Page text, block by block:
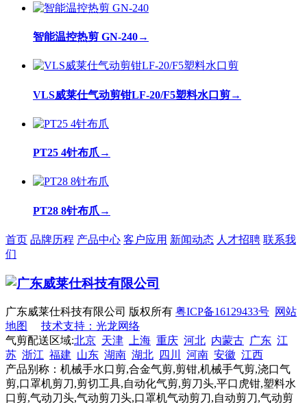
智能温控热剪 GN-240→
VLS威莱仕气动剪钳LF-20/F5塑料水口剪→
PT25 4针布爪 →
PT28 8针布爪 →
首页 品牌历程 产品中心 客户应用 新闻动态 人才招聘 联系我
们
广东威莱仕科技有限公司 版权所有 粤ICP备16129433号 网站
地图
技术支持：光龙网络
气剪配送区域:北京 天津 上海 重庆 河北 内蒙古 广东 江
苏 浙江 福建 山东 湖南 湖北 四川 河南 安徽 江西
产品别称：机械手水口剪,合金气剪,剪钳,机械手气剪,浇口气
剪,口罩机剪刀,剪切工具,自动化气剪,剪刀头,平口虎钳,塑料水
口剪,气动刀头,气动剪刀头,口罩机气动剪刀,自动剪刀,气动剪